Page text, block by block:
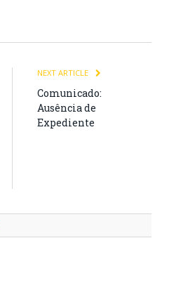
NEXT ARTICLE
Comunicado:
Ausência de
Expediente